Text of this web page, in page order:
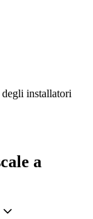
installatori
a